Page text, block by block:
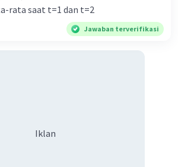
rata saat t=1 dan t=2
Jawaban terverifikasi
Iklan